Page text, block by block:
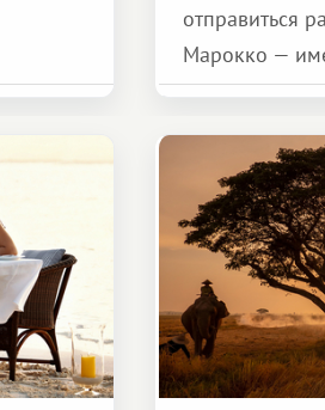
отправиться
Марокко —